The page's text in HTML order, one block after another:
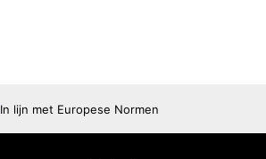
In lijn met Europese Normen